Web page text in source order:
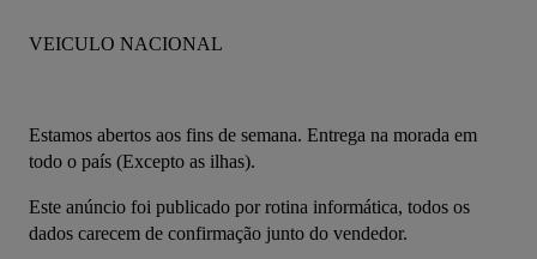
VEICULO NACIONAL
Estamos abertos aos fins de semana. Entrega na morada em
todo o país (Excepto as ilhas).
Este anúncio foi publicado por rotina informática, todos os
dados carecem de confirmação junto do vendedor.